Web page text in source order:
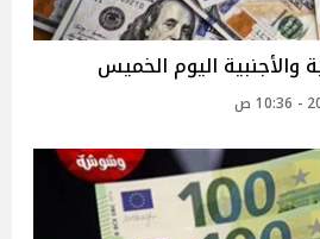
والأجنبية اليوم الخميس